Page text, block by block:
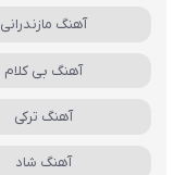
آهنگ مازندرانی
آهنگ بی کلام
آهنگ ترکی
آهنگ شاد